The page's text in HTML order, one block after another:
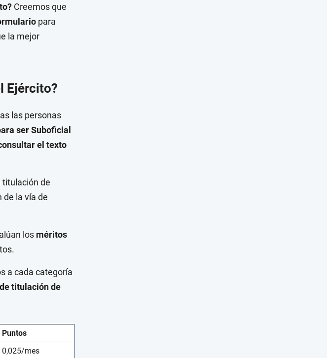
Creemos que
para
la mejor
Ejército?
las personas
ser Suboficial
el texto
titulación de
de la vía de
los méritos
a cada categoría
titulación de
Puntos
0,025/mes